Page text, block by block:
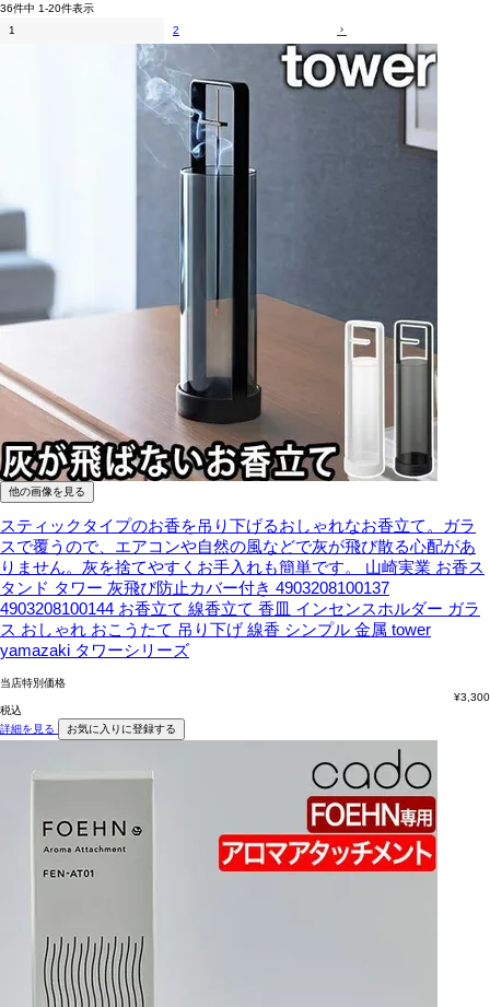
36件中 1-20件表示
1
2
他の画像を見る
スティックタイプのお香を吊り下げるおしゃれなお香立て。ガラ
スで覆うので、エアコンや自然の風などで灰が飛び散る心配があ
りません。灰を捨てやすくお手入れも簡単です。
山崎実業 お香ス
タンド タワー 灰飛び防止カバー付き 4903208100137
4903208100144 お香立て 線香立て 香皿 インセンスホルダー ガラ
ス おしゃれ おこうたて 吊り下げ 線香 シンプル 金属 tower
yamazaki タワーシリーズ
当店特別価格
¥3,300
税込
詳細を見る
お気に入りに登録する